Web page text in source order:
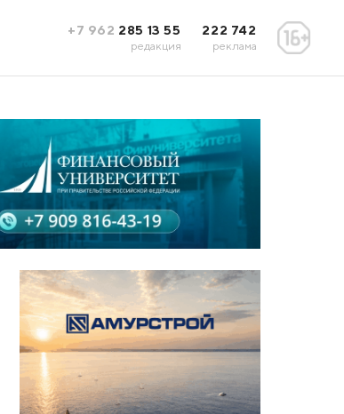
+7 962 285 13 55
редакция
222 742
реклама